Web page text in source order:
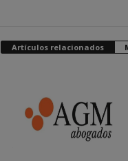
Artículos relacionados